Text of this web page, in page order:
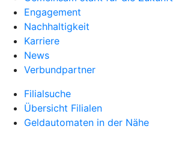
Engagement
Nachhaltigkeit
Karriere
News
Verbundpartner
Filialsuche
Übersicht Filialen
Geldautomaten in der Nähe